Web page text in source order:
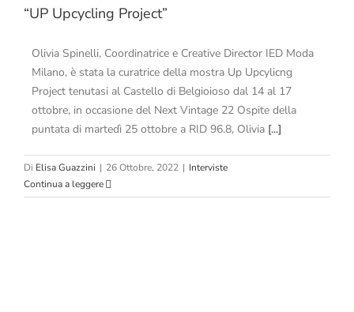
“UP Upcycling Project”
Olivia Spinelli, Coordinatrice e Creative Director IED Moda
Milano, è stata la curatrice della mostra Up Upcylicng
Project tenutasi al Castello di Belgioioso dal 14 al 17
ottobre, in occasione del Next Vintage 22 Ospite della
puntata di martedì 25 ottobre a RID 96.8, Olivia [...]
Di Elisa Guazzini | 26 Ottobre, 2022 | Interviste
Continua a leggere